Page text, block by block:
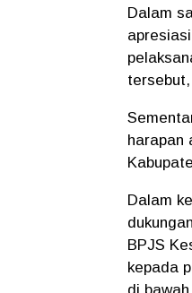
Dalam
harapan
Dalam
BPJS
kepada